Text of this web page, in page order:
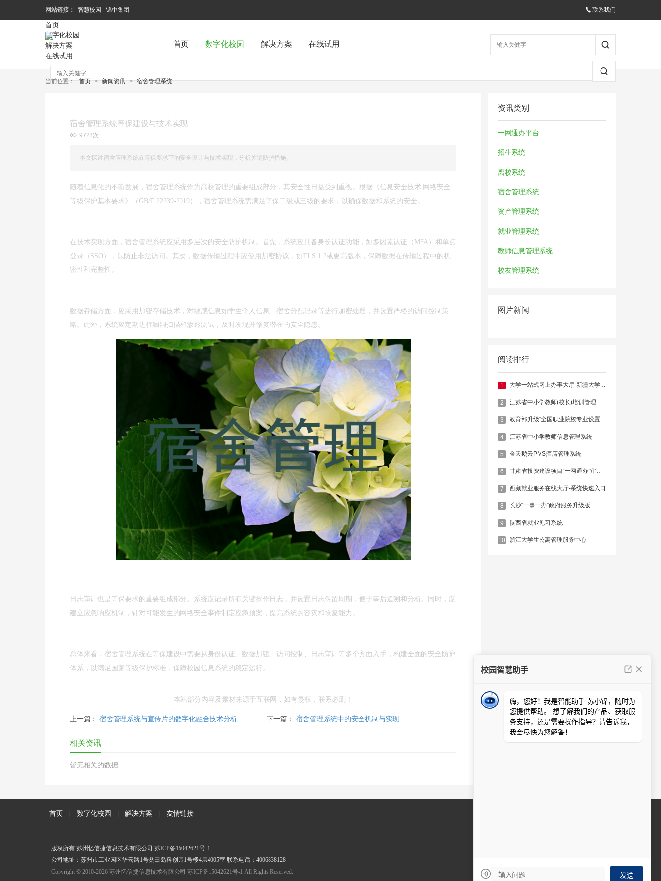
网站链接： 智慧校园 锦中集团 联系我们
首页 数字化校园 解决方案 在线试用
首页
数字化校园
解决方案
在线试用
当前位置： 首页 > 新闻资讯 > 宿舍管理系统
资讯类别
一网通办平台
招生系统
离校系统
宿舍管理系统
资产管理系统
就业管理系统
教师信息管理系统
校友管理系统
图片新闻
阅读排行
1 大学一站式网上办事大厅-新疆大学官网
2 江苏省中小学教师(校长)培训管理系统
3 教育部升级“全国职业院校专业设置管理与公共信息服务平台”
4 江苏省中小学教师信息管理系统
5 金天鹅云PMS酒店管理系统
6 甘肃省投资建设项目“一网通办”审批服务平台
7 西藏就业服务在线大厅-系统快速入口
8 长沙“一事一办”政府服务升级版
9 陕西省就业见习系统
10 浙江大学生公寓管理服务中心
宿舍管理系统等保建设与技术实现
9728次
本文探讨宿舍管理系统在等保要求下的安全设计与技术实现，分析关键防护措施。
随着信息化的不断发展， 宿舍管理系统作为高校管理的重要组成部分，其安全性日益受到重视。根据《信息安全技术 网络安全
等级保护基本要求》（GB/T 22239-2019），宿舍管理系统需满足等保二级或三级的要求，以确保数据和系统的安全。
在技术实现方面，宿舍管理系统应采用多层次的安全防护机制。首先，系统应具备身份认证功能，如多因素认证（MFA）和单点
登录 （SSO），以防止非法访问。其次，数据传输过程中应使用加密协议，如TLS 1.2或更高版本，保障数据在传输过程中的机
密性和完整性。
数据存储方面，应采用加密存储技术，对敏感信息如学生个人信息、宿舍分配记录等进行加密处理，并设置严格的访问控制策
略。此外，系统应定期进行漏洞扫描和渗透测试，及时发现并修复潜在的安全隐患。
日志审计也是等保要求的重要组成部分。系统应记录所有关键操作日志，并设置日志保留周期，便于事后追溯和分析。同时，应
建立应急响应机制，针对可能发生的网络安全事件制定应急预案，提高系统的容灾和恢复能力。
总体来看，宿舍管理系统在等保建设中需要从身份认证、数据加密、访问控制、日志审计等多个方面入手，构建全面的安全防护
体系，以满足国家等级保护标准，保障校园信息系统的稳定运行。
本站部分内容及素材来源于互联网，如有侵权，联系必删！
上一篇： 宿舍管理系统与宣传片的数字化融合技术分析 下一篇：宿舍管理系统中的安全机制与实现
相关资讯
暂无相关的数据...
首页 数字化校园 解决方案 友情链接
版权所有 苏州忆信捷信息技术有限公司 苏ICP备15042621号-1
公司地址：苏州市工业园区华云路1号桑田岛科创园1号楼4层4005室 联系电话：4006838128
Copyright © 2010-2026 苏州忆信捷信息技术有限公司 苏ICP备15042621号-1 All Rights Reserved.